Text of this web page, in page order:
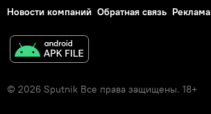
Новости компаний Обратная связь Реклама
© 2026 Sputnik Все права защищены. 18+